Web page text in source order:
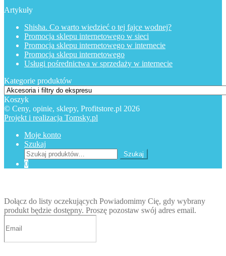
Artykuły
Shisha. Co warto wiedzieć o tej fajce wodnej?
Promocja sklepu internetowego w sieci
Promocja sklepu internetowego w internecie
Promocja sklepu internetowego
Usługi pośrednictwa w sprzedaży w internecie
Kategorie produktów
Koszyk
© Ceny, opinie, sklepy, Profitstore.pl 2026
Projekt i realizacja Tomsky.pl
Moje konto
Szukaj
Szukaj:
Szukaj
0
Dołącz do listy oczekujących Powiadomimy Cię, gdy wybrany
produkt będzie dostępny. Proszę pozostaw swój adres email.